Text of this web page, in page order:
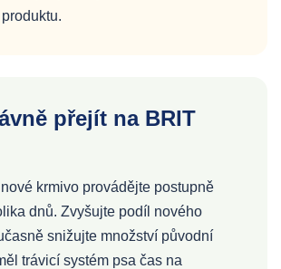
přejít na BRIT
krmivo provádějte postupně
dnů. Zvyšujte podíl nového
snižujte množství původní
trávicí systém psa čas na